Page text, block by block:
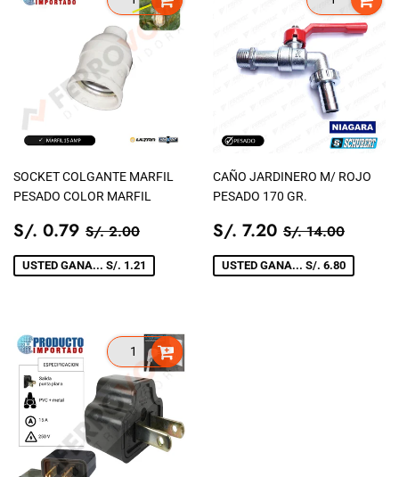
SOCKET COLGANTE MARFIL
PESADO COLOR MARFIL
PRECIO
DE
VENTA
S/. 0.79 S/.
0.79
PRECIO TIENDA
S/. 2.00
USTED GANA... S/. 1.21
CAÑO JARDINERO M/ ROJO
PESADO 170 GR.
PRECIO
DE
VENTA
S/. 7.20 S/.
7.20
PRECIO
S/. 14.00
USTED GANA... S/. 6.80